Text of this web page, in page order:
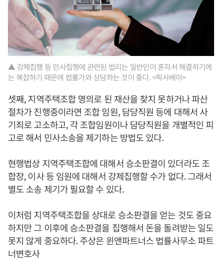
▲ 강제집행 등 민사집행에 관련된 법리는 일반인이 혼자서 해결하기에
는 복잡하기 때문에 법률가와 상담하는 것이 좋다. <픽사베이>
셋째, 지역주택조합 명의로 된 재산을 찾지 못하거나 파산
절차가 진행중이라면 조합 임원, 담당직원 등에 대해서 사
기죄로 고소하고, 각 조합임원이나 담당직원을 개별적인 피
고로 해서 민사소송을 제기하는 방법도 있다.
현행법상 지역주택조합에 대해서 승소판결이 있더라도 조
합장, 이사 등 임원에 대해서 강제집행할 수가 없다. 그래서
별도 소송 제기가 필요할 수 있다.
이처럼 지역주택조합을 상대로 승소판결을 얻는 것도 중요
하지만 그 이후에 승소판결을 집행해서 돈을 돌려받는 일도
못지 않게 중요하다. 주상은 윈앤파트너스 법률사무소 파트
너변호사